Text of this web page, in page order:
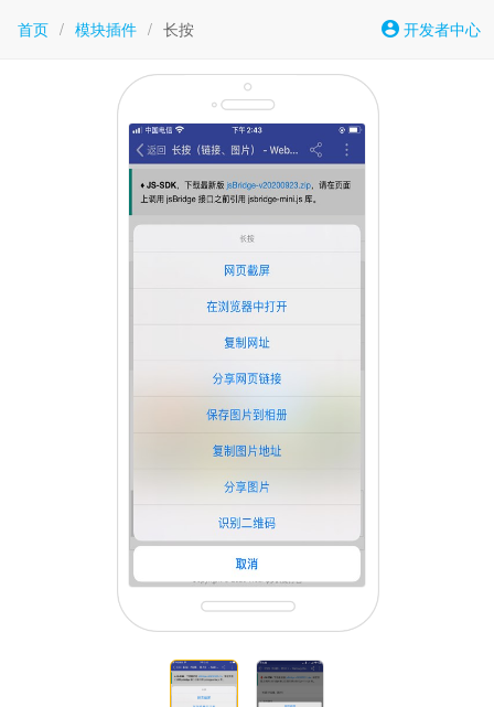
首页 / 模块插件 / 长按 开发者中心